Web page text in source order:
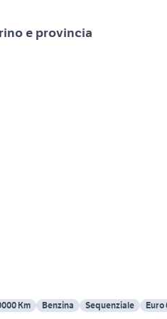
e provincia
Km Benzina Sequenziale Euro